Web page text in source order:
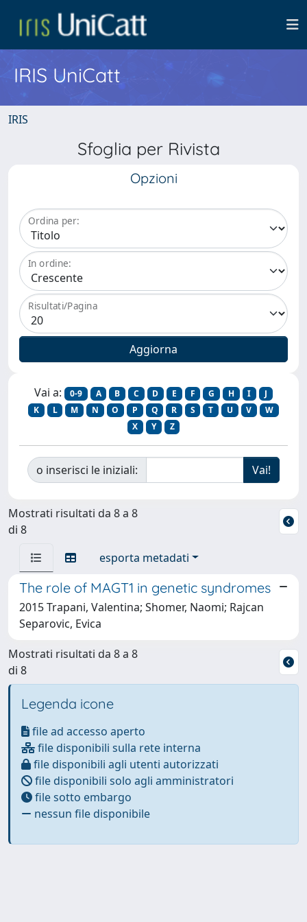
IRIS UniCatt
IRIS
Sfoglia per Rivista
Opzioni
Ordina per:
In ordine:
Risultati/Pagina
Vai a: 0-9 A B C D E F G H I
J
K
L M N O P Q R S T U V
W
X
Y Z
o inserisci le iniziali:
Mostrati risultati da 8 a 8
di 8
esporta metadati
The role of MAGT1 in genetic syndromes
2015 Trapani, Valentina; Shomer, Naomi; Rajcan
Separovic, Evica
Mostrati risultati da 8 a 8
di 8
Legenda icone
file ad accesso aperto
file disponibili sulla rete interna
file disponibili agli utenti autorizzati
file disponibili solo agli amministratori
file sotto embargo
nessun file disponibile